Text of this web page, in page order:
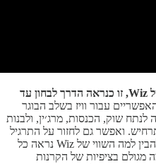
עבור מי שתמה או סקרן לגבי השווי של Wiz, זו כנראה הדרך לבחון עד
עבור וויז בשלב הבוגר
שוק, הכנסות, מרג׳ין, ולבנות
ואפשר גם לחזור על התרגיל
הזה עבור חברות סייבר אחרות, כדי להבין למה השווי של Wiz נראה כל
מגולם בציפיות של הקרנות